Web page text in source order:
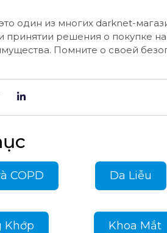
один из многих darknet-
принятии решения о покупке
Помните о своей
COPD Da Liễu
Khớp Khoa Mắt